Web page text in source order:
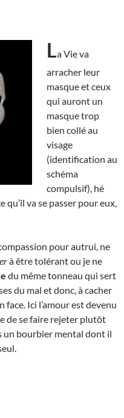
La Vie va
arracher leur
masque et ceux
qui auront un
masque trop
bien collé au
visage
(identification au
schéma
compulsif), hé
va se passer pour eux,
pour autrui, ne
à être tolérant ou je ne
du même tonneau qui sert
du mal et donc, à cacher
face. Ici l’amour est devenu
de se faire rejeter plutôt
un bourbier mental dont il